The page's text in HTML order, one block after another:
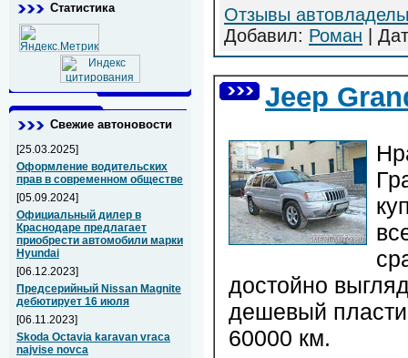
Статистика
Свежие автоновости
[25.03.2025]
Оформление водительских
прав в современном обществе
[05.09.2024]
Официальный дилер в
Краснодаре предлагает
приобрести автомобили марки
Hyundai
[06.12.2023]
Предсерийный Nissan Magnite
дебютирует 16 июля
[06.11.2023]
Skoda Octavia karavan vraca
najvise novca
Отзывы
Добавил: Роман |
Jeep
достойно
дешевый
60000 км.